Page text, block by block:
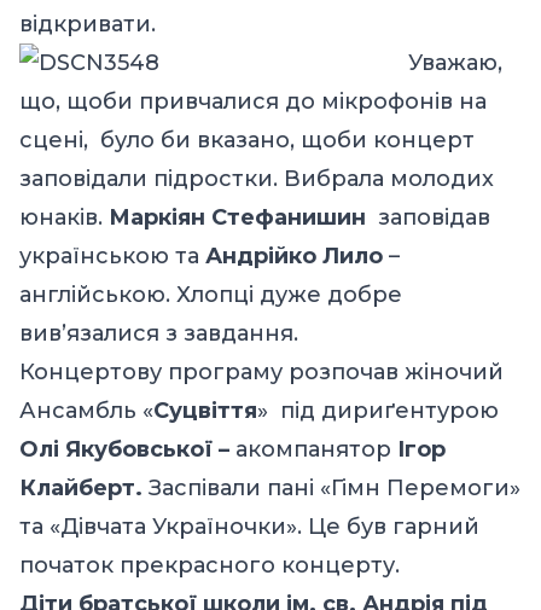
відкривати.
Уважаю,
що, щоби привчалися до мікрофонів на
сцені, було би вказано, щоби концерт
заповідали підростки. Вибрала молодих
юнаків. Маркіян Стефанишин заповідав
українською та Андрійко Лило –
англійською. Хлопці дуже добре
вив’язалися з завдання.
Концертову програму розпочав жіночий
Ансамбль «Суцвіття» під дириґентурою
Олі Якубовської – акомпанятор Ігор
Клайберт. Заспівали пані «Гімн Перемоги»
та «Дівчата Україночки». Це був гарний
початок прекрасного концерту.
Діти братської школи ім. св. Андрія під